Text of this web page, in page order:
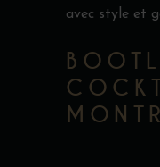
avec style et